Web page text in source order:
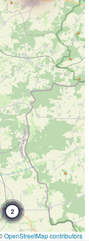
2
OpenStreetMap contributors